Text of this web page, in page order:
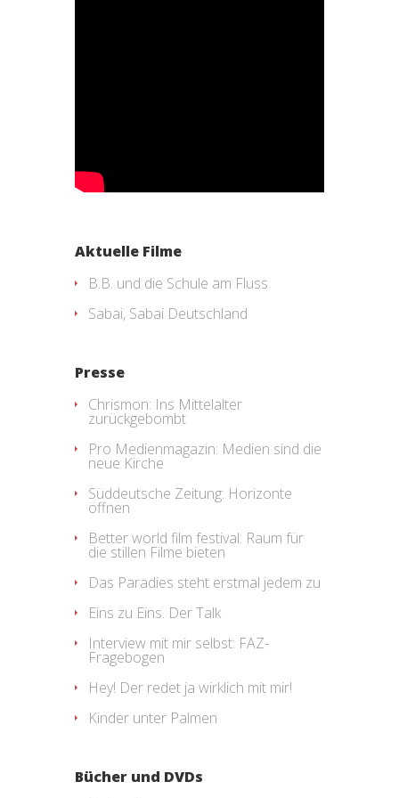
Aktuelle Filme
B.B. und die Schule am Fluss
Sabai, Sabai Deutschland
Presse
Chrismon: Ins Mittelalter
zurückgebombt
Pro Medienmagazin: Medien sind die
neue Kirche
Süddeutsche Zeitung: Horizonte
öffnen
Better world film festival: Raum für
die stillen Filme bieten
Das Paradies steht erstmal jedem zu
Eins zu Eins. Der Talk
Interview mit mir selbst: FAZ-
Fragebogen
Hey! Der redet ja wirklich mit mir!
Kinder unter Palmen
Bücher und DVDs